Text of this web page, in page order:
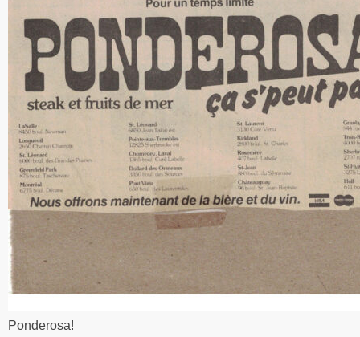
Ponderosa!